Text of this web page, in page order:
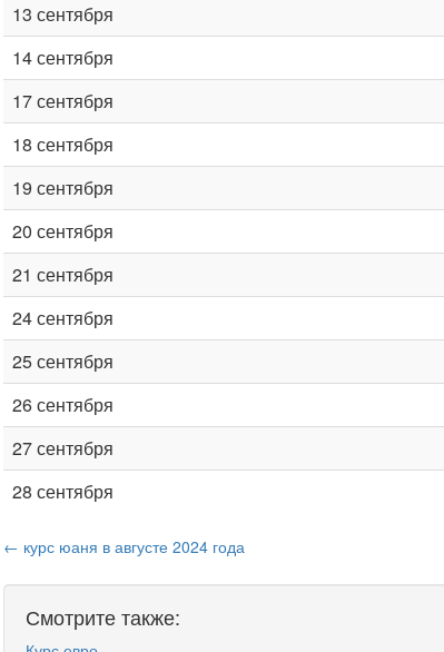
13 сентября
14 сентября
17 сентября
18 сентября
19 сентября
20 сентября
21 сентября
24 сентября
25 сентября
26 сентября
27 сентября
28 сентября
← курс юаня в августе 2024 года
Смотрите также: